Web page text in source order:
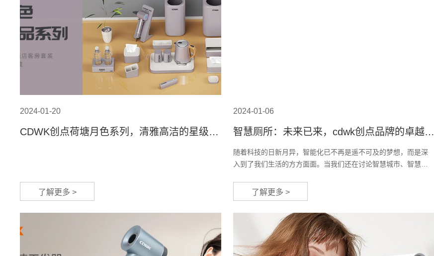
2024-01-20
CDWK创点荷塘月色系列，清雅高洁的星级旅
了解更多 >
2024-01-06
智慧厕所：未来已来，cdwk创点品牌的卓越引
领
随着科技的日新月异，智能化已不再是遥不可及的梦想，而是深
入到了我们生活的方方面面。当我们还在讨论智慧城市、智慧家
设施的新宠。在这场科技革命中，cdwk创点品牌凭借其卓越的技
术实力和前瞻性的市场洞察，成为了智慧厕所领域的领军者。
了解更多 >